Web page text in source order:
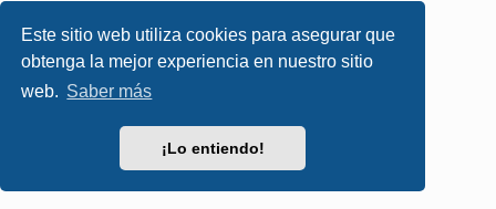
Este sitio web utiliza cookies para asegurar que
obtenga la mejor experiencia en nuestro sitio
web. Saber más
¡Lo entiendo!